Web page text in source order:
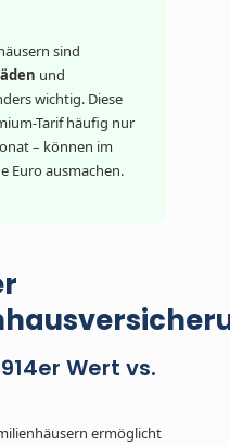
sind
und
wichtig. Diese
Tarif häufig nur
– können im
Euro ausmachen.
Wert vs.
ermöglicht